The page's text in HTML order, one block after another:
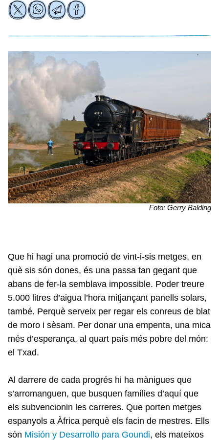
Foto: Gerry Balding
Que hi hagi una promoció de vint-i-sis metges, en
què sis són dones, és una passa tan gegant que
abans de fer-la semblava impossible. Poder treure
5.000 litres d’aigua l’hora mitjançant panells solars,
també. Perquè serveix per regar els conreus de blat
de moro i sèsam. Per donar una empenta, una mica
més d’esperança, al quart país més pobre del món:
el Txad.
Al darrere de cada progrés hi ha mànigues que
s’arromanguen, que busquen famílies d’aquí que
els subvencionin les carreres. Que porten metges
espanyols a Àfrica perquè els facin de mestres. Ells
són Misión y Desarrollo para Goundi, els mateixos